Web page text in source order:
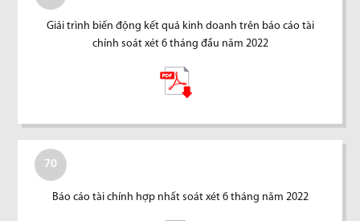
Giải trình biến động kết quả kinh doanh trên báo cáo tài
chính soát xét 6 tháng đầu năm 2022
70
Báo cáo tài chính hợp nhất soát xét 6 tháng năm 2022